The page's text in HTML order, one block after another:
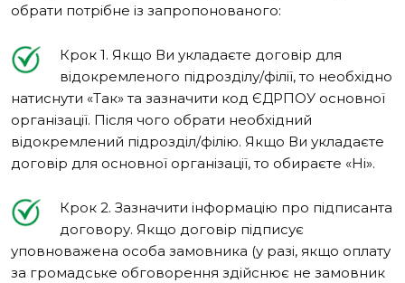
обрати потрібне із запропонованого:
Крок 1. Якщо Ви укладаєте договір для
відокремленого підрозділу/філії, то необхідно
натиснути «Так» та зазначити код ЄДРПОУ основної
організації. Після чого обрати необхідний
відокремлений підрозділ/філію. Якщо Ви укладаєте
договір для основної організації, то обираєте «Ні».
Крок 2. Зазначити інформацію про підписанта
договору. Якщо договір підписує
уповноважена особа замовника (у разі, якщо оплату
за громадське обговорення здійснює не замовник